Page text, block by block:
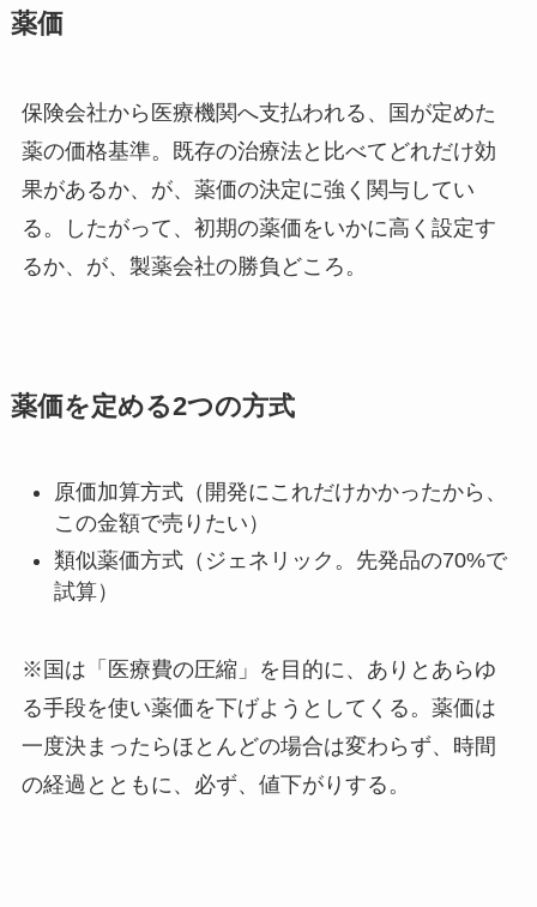
薬価
保険会社から医療機関へ支払われる、国が定めた
薬の価格基準。既存の治療法と比べてどれだけ効
果があるか、が、薬価の決定に強く関与してい
る。したがって、初期の薬価をいかに高く設定す
るか、が、製薬会社の勝負どころ。
薬価を定める2つの方式
原価加算方式（開発にこれだけかかったから、
この金額で売りたい）
類似薬価方式（ジェネリック。先発品の70%で
試算）
※国は「医療費の圧縮」を目的に、ありとあらゆ
る手段を使い薬価を下げようとしてくる。薬価は
一度決まったらほとんどの場合は変わらず、時間
の経過とともに、必ず、値下がりする。